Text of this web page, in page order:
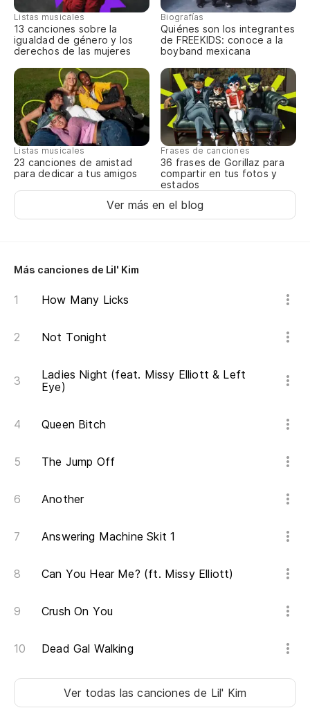
Listas musicales
13 canciones sobre la
igualdad de género y los
derechos de las mujeres
Biografías
Quiénes son los integrantes
de FREEKIDS: conoce a la
boyband mexicana
Listas musicales
23 canciones de amistad
para dedicar a tus amigos
Frases de canciones
36 frases de Gorillaz para
compartir en tus fotos y
estados
Ver más en el blog
Más canciones de Lil' Kim
How Many Licks
Not Tonight
Ladies Night (feat. Missy Elliott & Left
Eye)
Queen Bitch
The Jump Off
Another
Answering Machine Skit 1
Can You Hear Me? (ft. Missy Elliott)
Crush On You
Dead Gal Walking
Ver todas las cancionesde Lil' Kim